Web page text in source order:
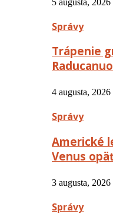
Správy
Trápenie
4 augusta, 2026
Správy
Americké
Venus
3 augusta, 2026
Správy